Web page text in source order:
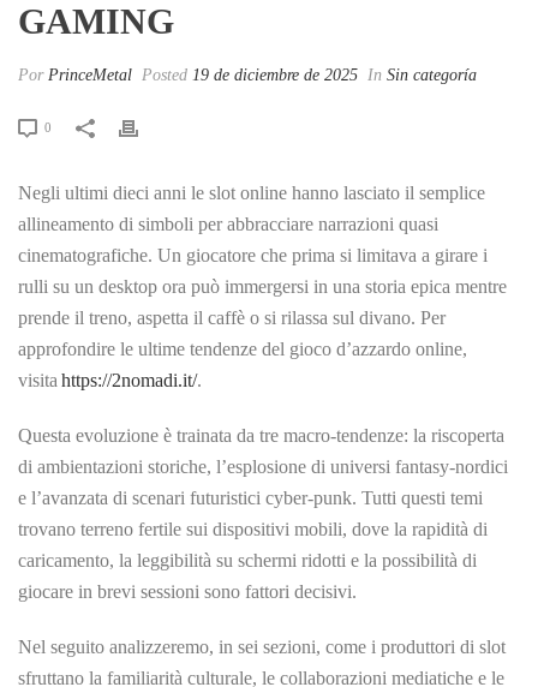
GAMING
Por PrinceMetal Posted 19 de diciembre de 2025 In Sin categoría
0
Negli ultimi dieci anni le slot online hanno lasciato il semplice
allineamento di simboli per abbracciare narrazioni quasi
cinematografiche. Un giocatore che prima si limitava a girare i
rulli su un desktop ora può immergersi in una storia epica mentre
prende il treno, aspetta il caffè o si rilassa sul divano. Per
approfondire le ultime tendenze del gioco d’azzardo online,
visita https://2nomadi.it/.
Questa evoluzione è trainata da tre macro‑tendenze: la riscoperta
di ambientazioni storiche, l’esplosione di universi fantasy‑nordici
e l’avanzata di scenari futuristici cyber‑punk. Tutti questi temi
trovano terreno fertile sui dispositivi mobili, dove la rapidità di
caricamento, la leggibilità su schermi ridotti e la possibilità di
giocare in brevi sessioni sono fattori decisivi.
Nel seguito analizzeremo, in sei sezioni, come i produttori di slot
sfruttano la familiarità culturale, le collaborazioni mediatiche e le